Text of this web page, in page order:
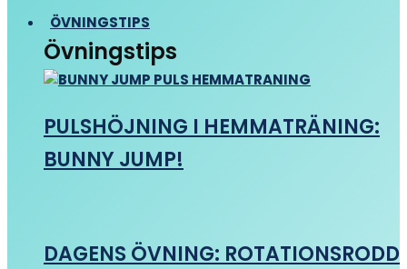
ÖVNINGSTIPS
Övningstips
PULSHÖJNING I HEMMATRÄNING:
BUNNY JUMP!
DAGENS ÖVNING: ROTATIONSRODD